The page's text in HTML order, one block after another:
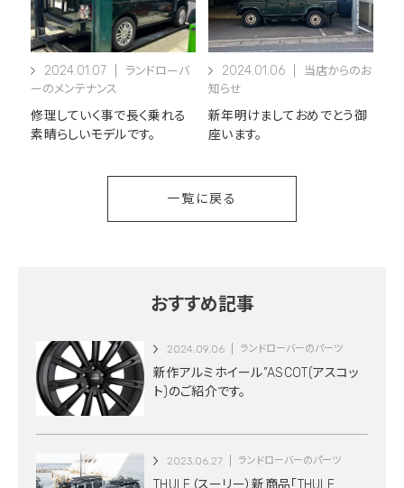
2024.01.07
ランドローバ
ーのメンテナンス
修理していく事で長く乗れる
素晴らしいモデルです。
2024.01.06
当店からのお
知らせ
新年明けましておめでとう御
座います。
一覧に戻る
おすすめ記事
2024.09.06 ランドローバーのパーツ
新作アルミホイール”ASCOT(アスコッ
ト)のご紹介です。
2023.06.27 ランドローバーのパーツ